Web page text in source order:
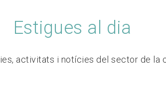
Estigues al dia
activitats i notícies del sector de la